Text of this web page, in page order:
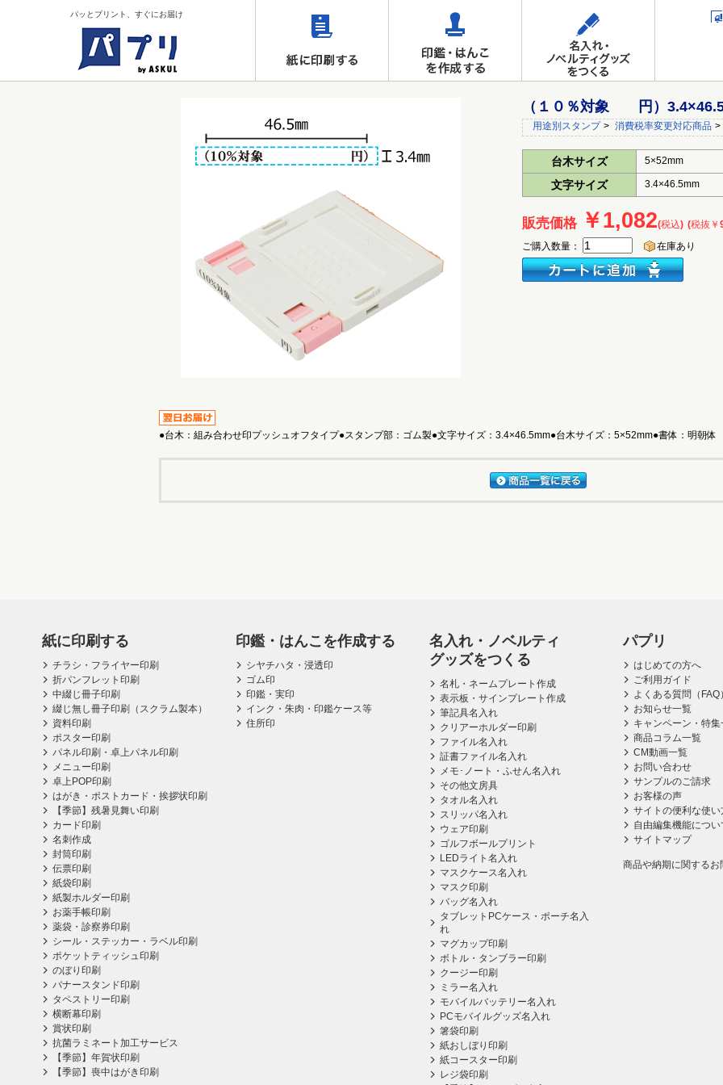
パッとプリント、すぐにお届け
（１０％対象 円）
用途別スタンプ > 消費税率変更対応商品 >
台木サイズ 5×52mm
文字サイズ 3.4×46.5mm
販売価格 ￥1,082(税込) (税抜￥
ご購入数量： 在庫あり
●台木：組み合わせ印プッシュオフタイプ●スタンプ部：ゴム製●文字サイズ：3.4×46.5mm●台木サイズ：5×52mm●書体：明朝体
紙に印刷する
チラシ・フライヤー印刷
折パンフレット印刷
中綴じ冊子印刷
綴じ無し冊子印刷（スクラム製本）
資料印刷
ポスター印刷
パネル印刷・卓上パネル印刷
メニュー印刷
卓上POP印刷
はがき・ポストカード・挨拶状印刷
【季節】残暑見舞い印刷
カード印刷
名刺作成
封筒印刷
伝票印刷
紙袋印刷
紙製ホルダー印刷
お薬手帳印刷
薬袋・診察券印刷
シール・ステッカー・ラベル印刷
ポケットティッシュ印刷
のぼり印刷
バナースタンド印刷
タペストリー印刷
横断幕印刷
賞状印刷
抗菌ラミネート加工サービス
【季節】年賀状印刷
【季節】喪中はがき印刷
印鑑・はんこを作成する
シヤチハタ・浸透印
ゴム印
印鑑・実印
インク・朱肉・印鑑ケース等
住所印
名入れ・ノベルティ
グッズをつくる
名札・ネームプレート作成
表示板・サインプレート作成
筆記具名入れ
クリアーホルダー印刷
ファイル名入れ
証書ファイル名入れ
メモ･ノート・ふせん名入れ
その他文房具
タオル名入れ
スリッパ名入れ
ウェア印刷
ゴルフボールプリント
LEDライト名入れ
マスクケース名入れ
マスク印刷
バッグ名入れ
タブレットPCケース・ポーチ名入
れ
マグカップ印刷
ボトル・タンブラー印刷
クージー印刷
ミラー名入れ
モバイルバッテリー名入れ
PCモバイルグッズ名入れ
箸袋印刷
紙おしぼり印刷
紙コースター印刷
レジ袋印刷
パプリ
はじめての方へ
ご利用ガイド
よくある質問（FAQ
お知らせ一覧
キャンペーン・特集
商品コラム一覧
CM動画一覧
お問い合わせ
サンプルのご請求
お客様の声
サイトの便利な使い
自由編集機能につい
サイトマップ
商品や納期に関するお